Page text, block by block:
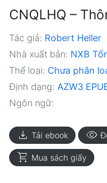
CNQLHQ –
Tác giả: Robert Heller
Nhà xuất bản: NXB
Thể loại: Chưa phân
Định dạng: AZW3
Ngôn ngữ:
download Tải ebook visibility
shopping_cart Mua sách giấy